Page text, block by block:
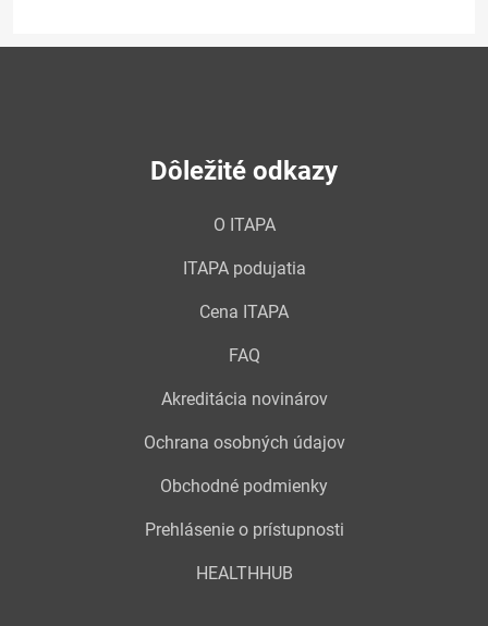
Dôležité odkazy
O ITAPA
ITAPA podujatia
Cena ITAPA
FAQ
Akreditácia novinárov
Ochrana osobných údajov
Obchodné podmienky
Prehlásenie o prístupnosti
HEALTHHUB